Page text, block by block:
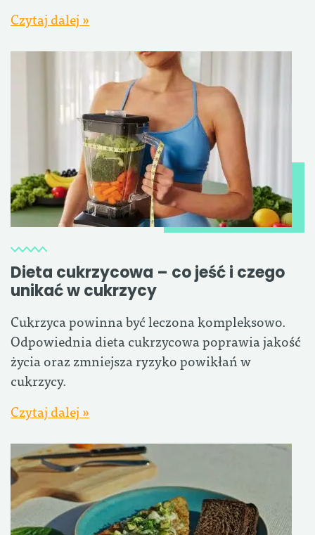
Czytaj dalej »
Dieta cukrzycowa – co jeść i czego
unikać w cukrzycy
Cukrzyca powinna być leczona kompleksowo.
Odpowiednia dieta cukrzycowa poprawia jakość
życia oraz zmniejsza ryzyko powikłań w
cukrzycy.
Czytaj dalej »